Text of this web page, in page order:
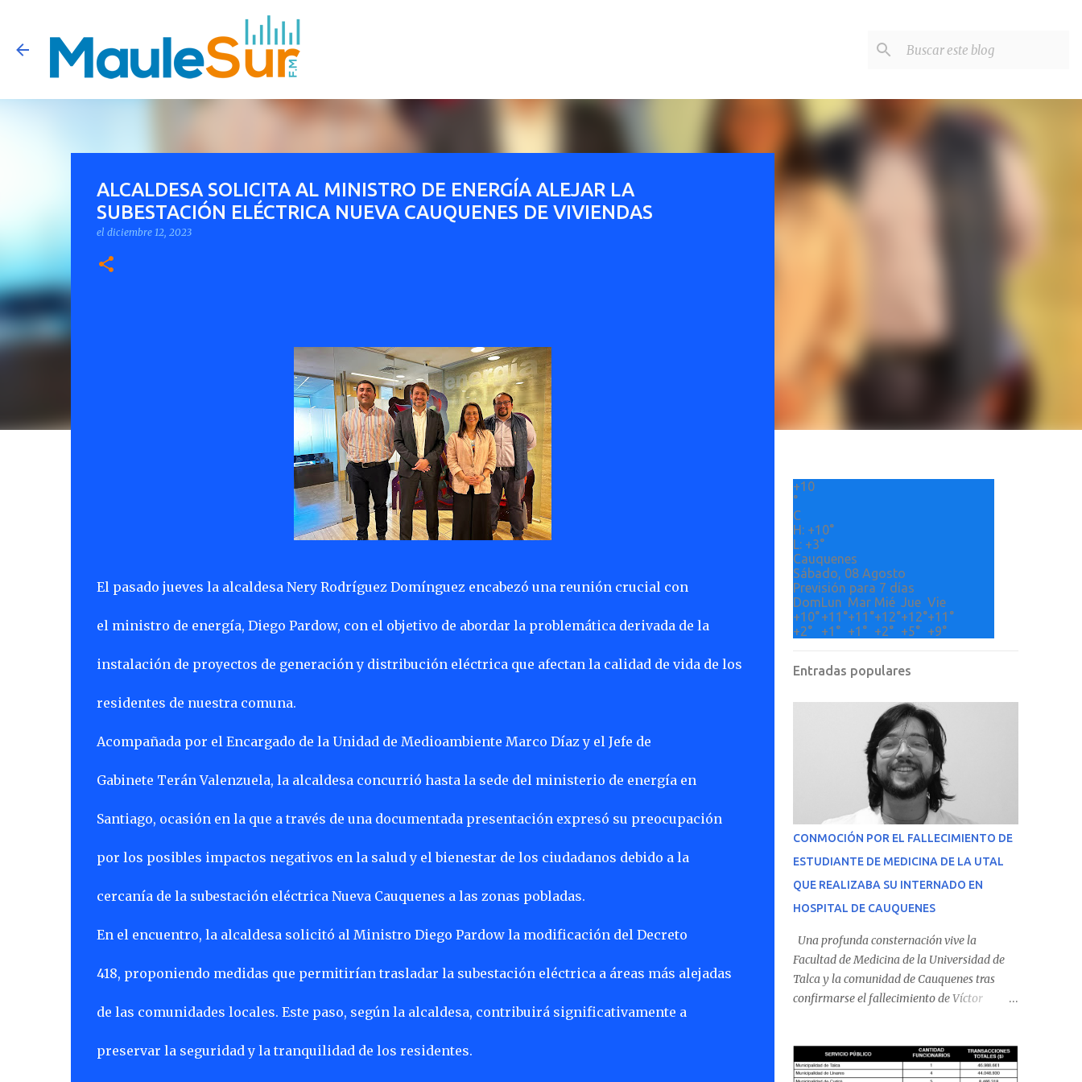
ALCALDESA SOLICITA AL MINISTRO DE ENERGÍA ALEJAR LA
SUBESTACIÓN ELÉCTRICA NUEVA CAUQUENES DE VIVIENDAS
el diciembre 12, 2023
El pasado jueves la alcaldesa Nery Rodríguez Domínguez encabezó una reunión crucial con
el ministro de energía, Diego Pardow, con el objetivo de abordar la problemática derivada de la
instalación de proyectos de generación y distribución eléctrica que afectan la calidad de vida de los
residentes de nuestra comuna.
Acompañada por el Encargado de la Unidad de Medioambiente Marco Díaz y el Jefe de
Gabinete Terán Valenzuela, la alcaldesa concurrió hasta la sede del ministerio de energía en
Santiago, ocasión en la que a través de una documentada presentación expresó su preocupación
por los posibles impactos negativos en la salud y el bienestar de los ciudadanos debido a la
cercanía de la subestación eléctrica Nueva Cauquenes a las zonas pobladas.
En el encuentro, la alcaldesa solicitó al Ministro Diego Pardow la modificación del Decreto
418, proponiendo medidas que permitirían trasladar la subestación eléctrica a áreas más alejadas
de las comunidades locales. Este paso, según la alcaldesa, contribuirá significativamente a
preservar la seguridad y la tranquilidad de los residentes.
+10
°
C
H: +10°
L: +3°
Cauquenes
Sábado, 08 Agosto
Previsión para 7 días
DomLun Mar Mié Jue Vie
+10°+11°+11°+12°+12°+11°
+2° +1° +1° +2° +5° +9°
Entradas populares
CONMOCIÓN POR EL FALLECIMIENTO DE
ESTUDIANTE DE MEDICINA DE LA UTAL
QUE REALIZABA SU INTERNADO EN
HOSPITAL DE CAUQUENES
Una profunda consternación vive la
Facultad de Medicina de la Universidad de
Talca y la comunidad de Cauquenes tras
confirmarse el fallecimiento de Víctor
Cauquenes. De acuerdo con los antecedentes
conocidos, el joven se presentó a cumplir su